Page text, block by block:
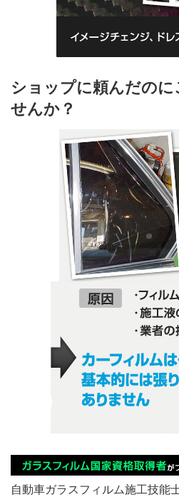
ショップに頼んだのに
せんか？
自動車ガラスフィルム施工